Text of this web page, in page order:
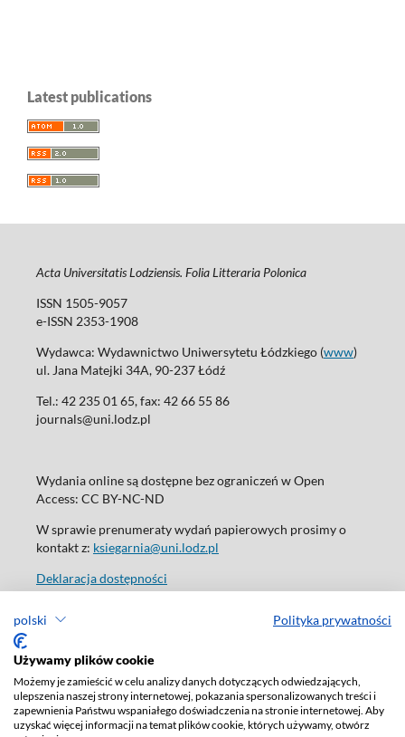
polski Polityka prywatności
Używamy plików cookie
Możemy je zamieścić w celu analizy danych dotyczących odwiedzających,
ulepszenia naszej strony internetowej, pokazania spersonalizowanych treści i
zapewnienia Państwu wspaniałego doświadczenia na stronie internetowej. Aby
uzyskać więcej informacji na temat plików cookie, których używamy, otwórz
Latest publications
Acta Universitatis Lodziensis. Folia Litteraria Polonica
ISSN 1505-9057
e-ISSN 2353-1908
Wydawca: Wydawnictwo Uniwersytetu Łódzkiego (www)
ul. Jana Matejki 34A, 90-237 Łódź
Tel.: 42 235 01 65, fax: 42 66 55 86
journals@uni.lodz.pl
Wydania online są dostępne bez ograniczeń w Open
Access: CC BY-NC-ND
W sprawie prenumeraty wydań papierowych prosimy o
kontakt z: ksiegarnia@uni.lodz.pl
Deklaracja dostępności